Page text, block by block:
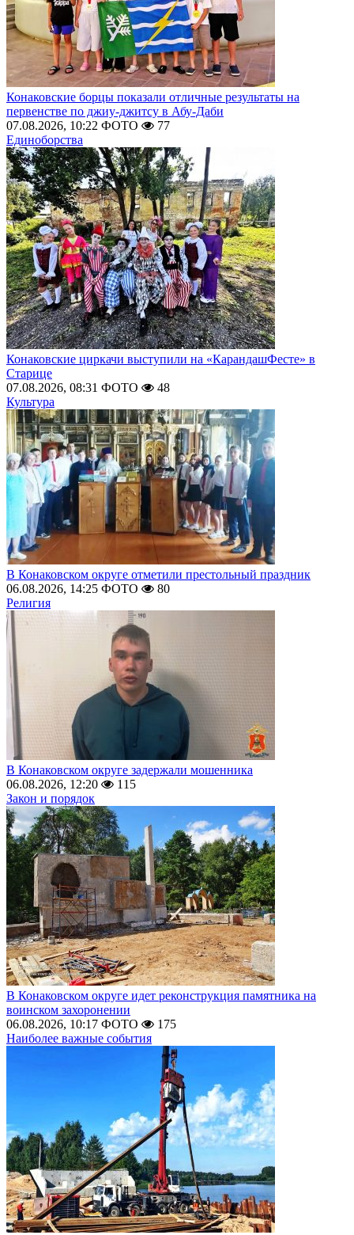
Конаковские борцы показали отличные результаты на
первенстве по джиу-джитсу в Абу-Даби
07.08.2026, 10:22 ФОТО
77
Единоборства
Конаковские циркачи выступили на «КарандашФесте» в
Старице
07.08.2026, 08:31 ФОТО
48
Культура
В Конаковском округе отметили престольный праздник
06.08.2026, 14:25 ФОТО
80
Религия
В Конаковском округе задержали мошенника
06.08.2026, 12:20
115
Закон и порядок
В Конаковском округе идет реконструкция памятника на
воинском захоронении
06.08.2026, 10:17 ФОТО
175
Наиболее важные события